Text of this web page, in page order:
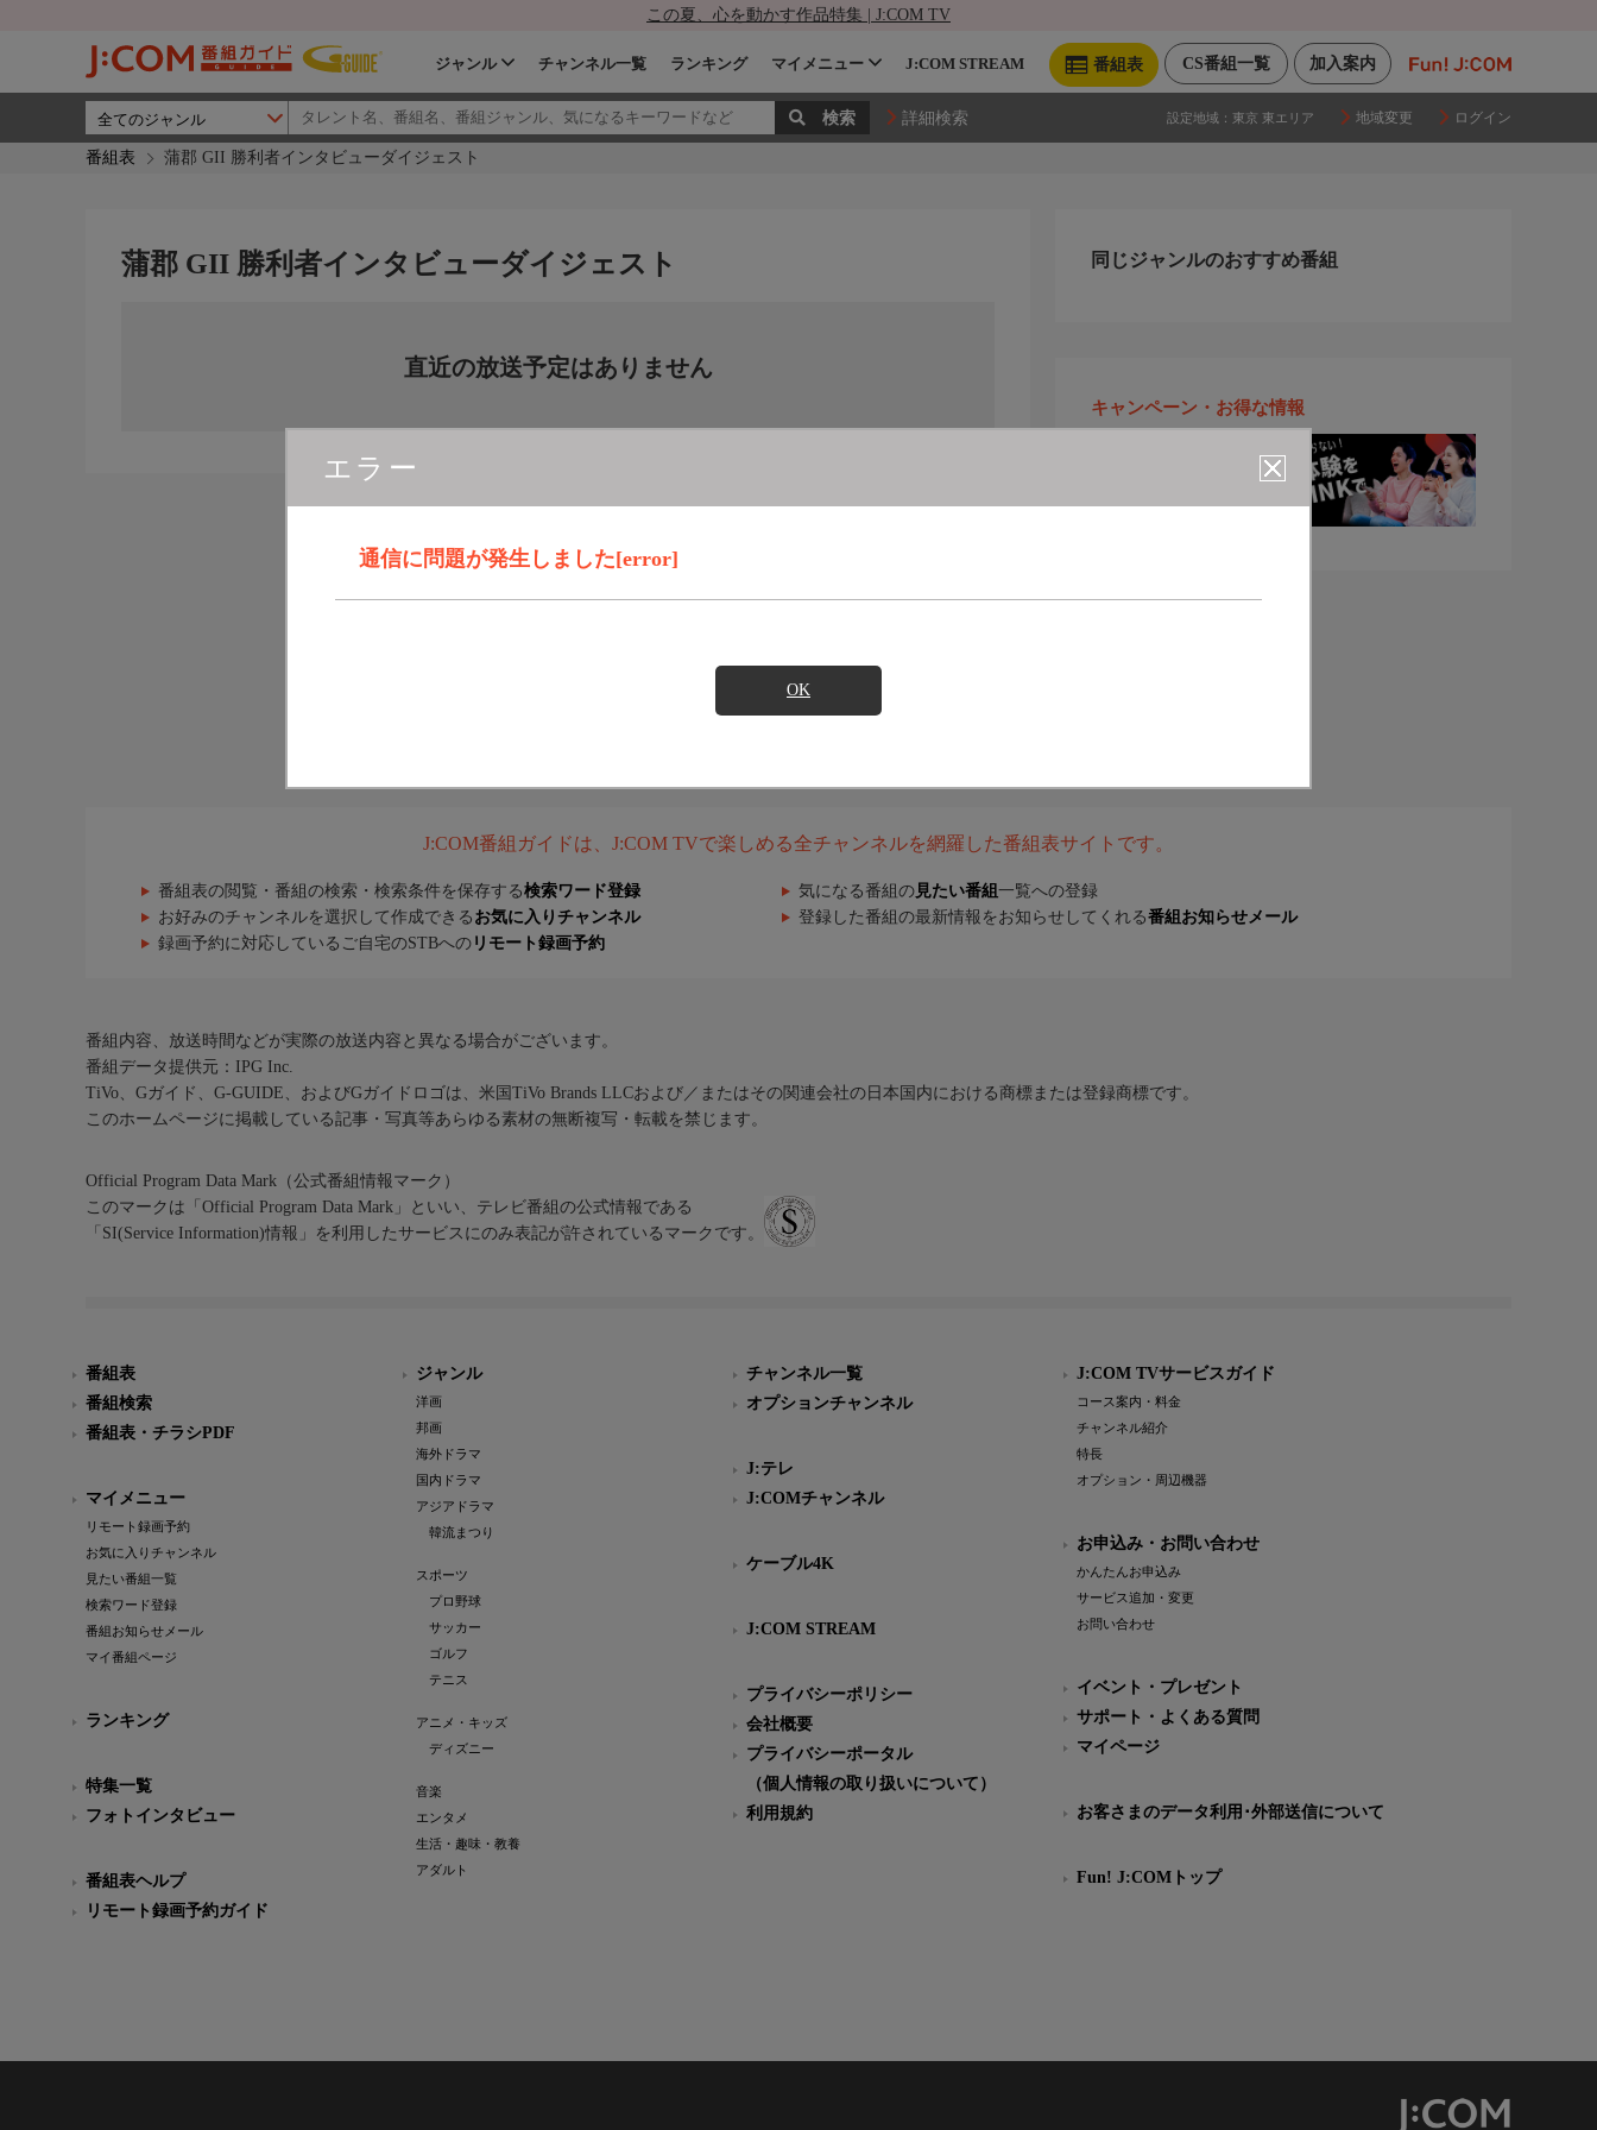
この夏、心を動かす作品特集 | J:COM TV
加入案内
CS番組一覧
番組表
ジャンル チャンネル一覧 ランキング マイメニュー J:COM STREAM
詳細検索 設定地域： 東京 東エリア 地域変更 ログイン
番組表 蒲郡 GII 勝利者インタビューダイジェスト
エラー
通信に問題が発生しました[error]
OK
蒲郡 GII 勝利者インタビューダイジェスト
直近の放送予定はありません
同じジャンルのおすすめ番組
キャンペーン・お得な情報
J:COM番組ガイドは、J:COM TVで楽しめる全チャンネルを網羅した番組表サイトです。
番組表の閲覧・番組の検索・検索条件を保存する検索ワード登録 気になる番組の 見たい番組 一覧への登録
お好みのチャンネルを選択して作成できる お気に入りチャンネル 登録した番組の最新情報をお知らせしてくれる番組お知らせメール
録画予約に対応しているご自宅のSTBへの リモート録画予約
番組内容、放送時間などが実際の放送内容と異なる場合がございます。
番組データ提供元：IPG Inc.
TiVo、Gガイド、G-GUIDE、およびGガイドロゴは、米国TiVo Brands LLCおよび／またはその関連会社の日本国内における商標または登録商標です。
このホームページに掲載している記事・写真等あらゆる素材の無断複写・転載を禁じます。
Official Program Data Mark（公式番組情報マーク）
このマークは「Official Program Data Mark」といい、テレビ番組の公式情報である
「SI(Service Information)情報」を利用したサービスにのみ表記が許されているマークです。
番組表
番組検索
番組表・チラシPDF
マイメニュー
リモート録画予約
お気に入りチャンネル
見たい番組一覧
検索ワード登録
番組お知らせメール
マイ番組ページ
ランキング
特集一覧
フォトインタビュー
番組表ヘルプ
リモート録画予約ガイド
ジャンル
洋画
邦画
海外ドラマ
国内ドラマ
アジアドラマ
韓流まつり
スポーツ
プロ野球
サッカー
ゴルフ
テニス
アニメ・キッズ
ディズニー
音楽
エンタメ
生活・趣味・教養
アダルト
チャンネル一覧
オプションチャンネル
J:テレ
J:COMチャンネル
ケーブル4K
J:COM STREAM
プライバシーポリシー
会社概要
プライバシーポータル
（個人情報の取り扱いについて）
利用規約
J:COM TVサービスガイド
コース案内・料金
チャンネル紹介
特長
オプション・周辺機器
お申込み・お問い合わせ
かんたんお申込み
サービス追加・変更
お問い合わせ
イベント・プレゼント
サポート・よくある質問
マイページ
お客さまのデータ利用･外部送信について
Fun! J:COMトップ